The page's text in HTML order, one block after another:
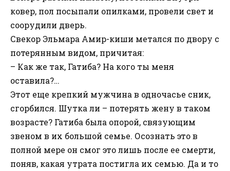
ковер, пол посыпали опилками, провели свет и
соорудили дверь.
Свекор Эльмара Амир-киши метался по двору с
потерянным видом, причитая:
– Как же так, Гатиба? На кого ты меня
оставила?…
Этот еще крепкий мужчина в одночасье сник,
сгорбился. Шутка ли – потерять жену в таком
возрасте? Гатиба была опорой, связующим
звеном в их большой семье. Осознать это в
полной мере он смог это лишь после ее смерти,
поняв, какая утрата постигла их семью. Да и то